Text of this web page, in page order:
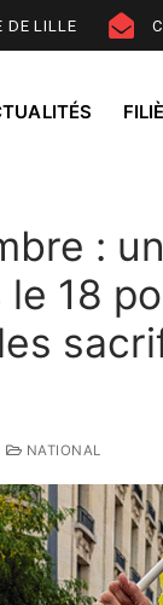
DE LILLE
:
18
NATIONAL